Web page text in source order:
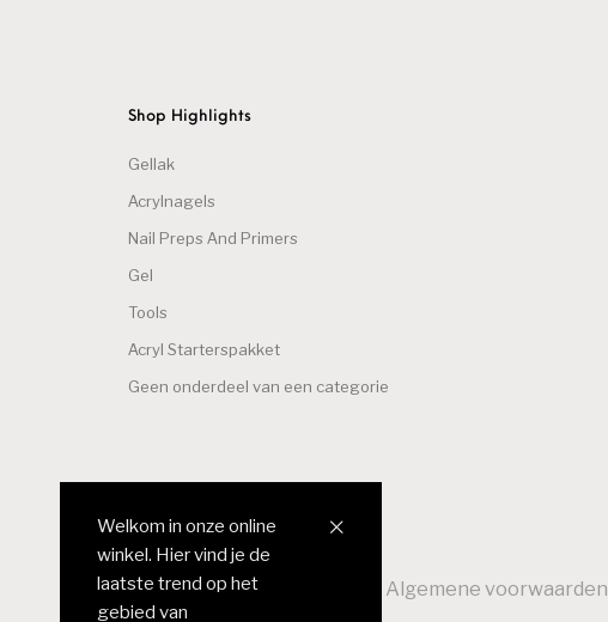
Shop Highlights
Gellak
Acrylnagels
Nail Preps And Primers
Gel
Tools
Acryl Starterspakket
Geen onderdeel van een categorie
Over ons Reseller worden Algemene voorwaarden
Welkom in onze online
winkel. Hier vind je de
laatste trend op het
gebied van